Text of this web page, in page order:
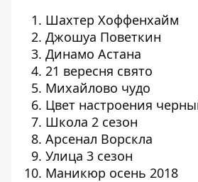
Шахтер Хоффенхайм
Джошуа Поветкин
Динамо Астана
21 вересня свято
Михайлово чудо
Цвет настроения
Школа 2 сезон
Арсенал Ворскла
Улица 3 сезон
Маникюр осень 2018